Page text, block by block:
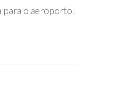
para o aeroporto!